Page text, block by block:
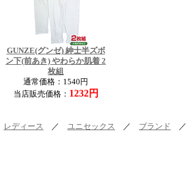
GUNZE(グンゼ) 紳士半ズボ
ン下(前あき) やわらか肌着 2
枚組
通常価格：1540円
当店販売価格： 1232円
レディース ／ ユニセックス ／ ブランド ／